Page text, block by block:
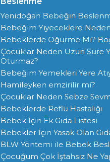
Yenidoğan Bebeğin
Bebeğim Yiyeceklere
Bebeklerde Öğürme Mi?
Çocuklar Neden Uzun Süre
Oturmaz?
Bebeğim Yemekleri Yere
Hamileyken emzirilir mi?
Çocuklar Neden Sebze
Bebeklerde Reflü Hastalığı
Bebek İçin Ek Gıda Listesi
Bebekler İçin Yasak Olan
BLW Yöntemi ile Bebek
Çocuğum Çok İştahsız Ne